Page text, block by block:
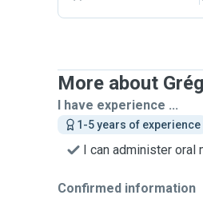
More about
I have experience ...
1-5 years of experience
I can administer oral
Confirmed information